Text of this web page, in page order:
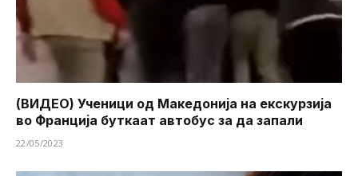
(ВИДЕО) Ученици од Македонија на екскурзија
во Франција буткаат автобус за да запали
22/05/2023